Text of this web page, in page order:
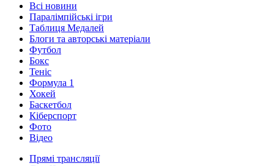
Всі новини
Паралімпійські ігри
Таблиця Медалей
Блоги та авторські матеріали
Футбол
Бокс
Теніс
Формула 1
Хокей
Баскетбол
Кіберспорт
Фото
Відео
Прямі трансляції